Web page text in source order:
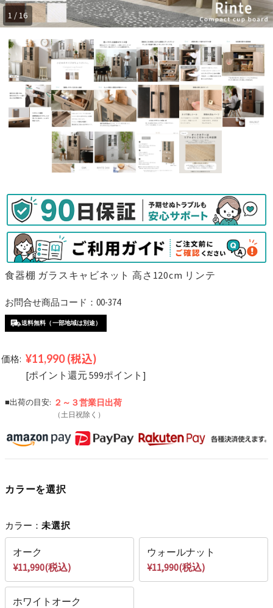
1 / 16
食器棚 ガラスキャビネット 高さ120cm リンテ
お問合せ商品コード：00-374
送料無料（一部地域は別途）
価格: ¥11,990 (税込)
[ポイント還元 599ポイント]
■出荷の目安: ２～３営業日出荷
（土日祝除く）
カラーを選択
カラー： 未選択
オーク
¥11,990(税込)
ウォールナット
¥11,990(税込)
ホワイトオーク